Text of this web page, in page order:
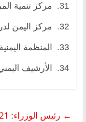
31. مركز تنمية المرأة والطفل /محافظة تعز
32. مركز اليمن لدراسات حقوق الإنسان
33. المنظمة اليمنية لسياسات المرأة
34. الأرشيف اليمني
←